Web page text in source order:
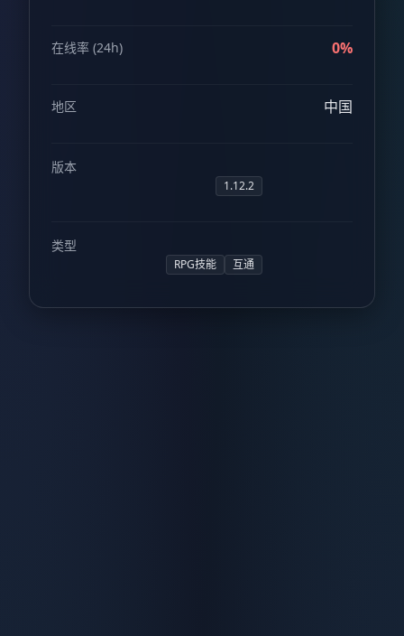
在线率 (24h) 0%
地区 中国
版本
1.12.2
类型
RPG技能 互通